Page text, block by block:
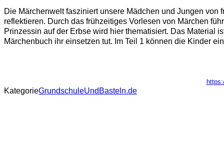
Die Märchenwelt fasziniert unsere Mädchen und Jungen
reflektieren. Durch das frühzeitiges Vorlesen von Märchen
Prinzessin auf der Erbse wird hier thematisiert. Das Material
Märchenbuch ihr einsetzen tut. Im Teil 1 können die Kinder
KategorieGrundschuleUndBasteln.de